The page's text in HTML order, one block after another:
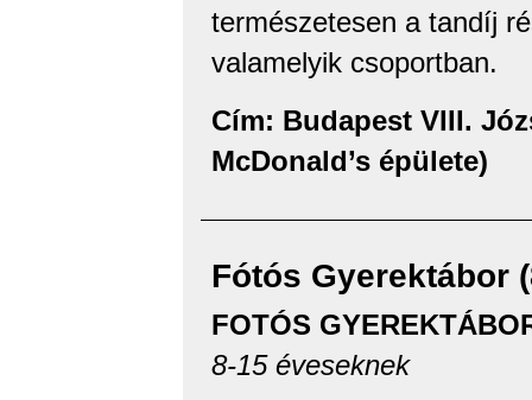
természetesen a tandíj
valamelyik csoportban.
Cím: Budapest VIII.
McDonald’s épülete)
Fótós Gyerektábor
FOTÓS
8-15 éveseknek